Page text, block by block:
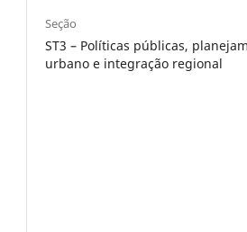
Seção
ST3 – Políticas públicas,
urbano e integração regional